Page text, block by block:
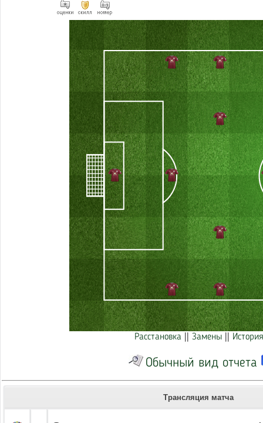
Расстановка Замены
Обычный вид отчета
Трансляция матча